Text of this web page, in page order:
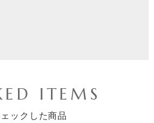
ITEMS
ックした商品